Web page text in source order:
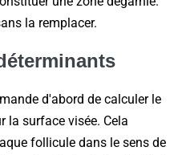
la remplacer.
d'abord de calculer le
la surface visée. Cela
follicule dans le sens de